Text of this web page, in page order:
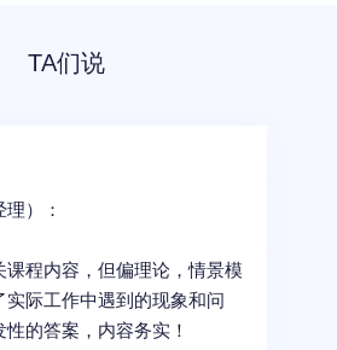
TA们说
）：
课程内容，但偏理论，情景模
实际工作中遇到的现象和问
的答案，内容务实！